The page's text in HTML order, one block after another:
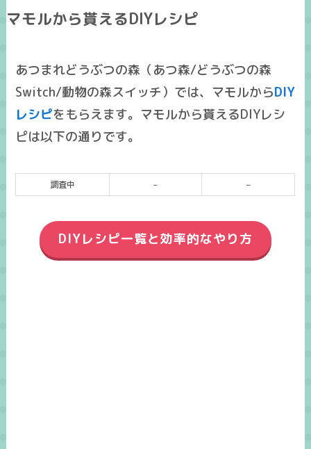
マモルから貰えるDIYレシピ
あつまれどうぶつの森（あつ森/どうぶつの森
Switch/動物の森スイッチ）では、マモルからDIY
レシピをもらえます。マモルから貰えるDIYレシ
ピは以下の通りです。
調査中 – –
DIYレシピ一覧と効率的なやり方